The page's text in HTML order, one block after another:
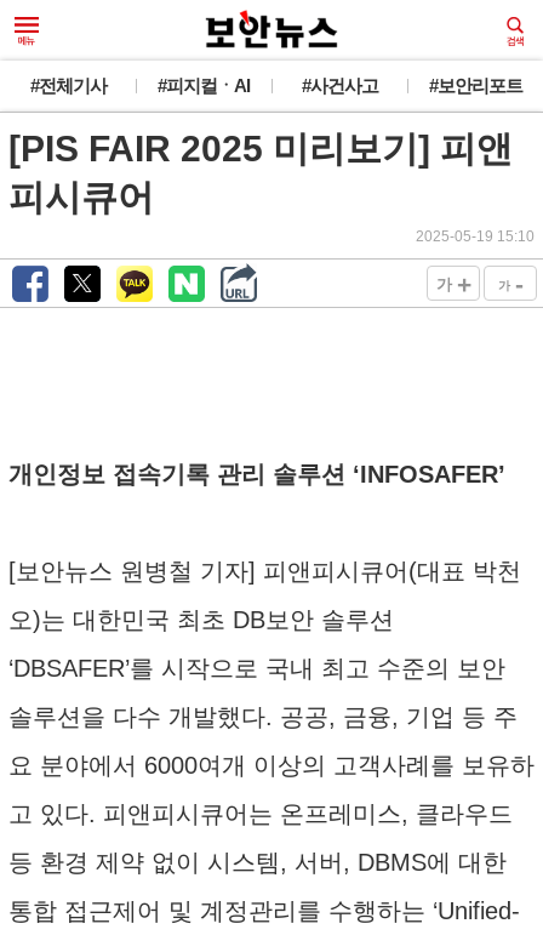
#전체기사 #피지컬ㆍAI #사건사고 #보안리포트
[PIS FAIR 2025 미리보기] 피앤
피시큐어
2025-05-19 15:10
가 + 가 -
개인정보 접속기록 관리 솔루션 ‘INFOSAFER’
[보안뉴스 원병철 기자] 피앤피시큐어(대표 박천
오)는 대한민국 최초 DB보안 솔루션
‘DBSAFER’를 시작으로 국내 최고 수준의 보안
솔루션을 다수 개발했다. 공공, 금융, 기업 등 주
요 분야에서 6000여개 이상의 고객사례를 보유하
고 있다. 피앤피시큐어는 온프레미스, 클라우드
등 환경 제약 없이 시스템, 서버, DBMS에 대한
통합 접근제어 및 계정관리를 수행하는 ‘Unified-